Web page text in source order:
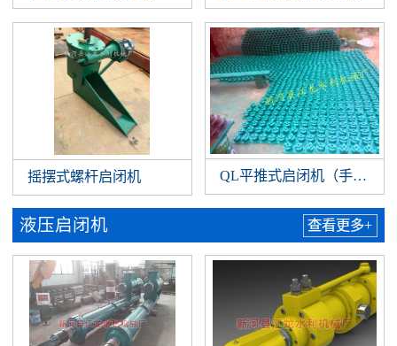
摇摆式螺杆启闭机 QL平推式启闭机（手扳）
液压启闭机 查看更多+